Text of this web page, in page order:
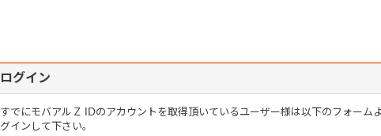
ログイン
すでにモバアルＺ IDのアカウントを取得頂いているユーザー様は以下のフォー
グインして下さい。